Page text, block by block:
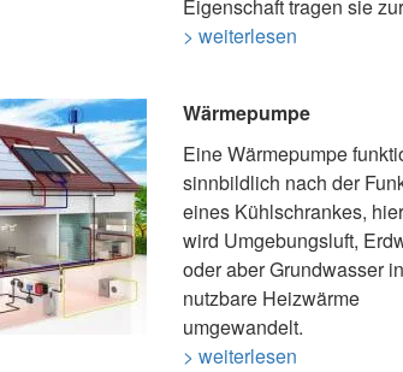
Eigenschaft tragen sie
> weiterlesen
Wärmepumpe
Eine Wärmepumpe
sinnbildlich nach der
eines Kühlschrankes,
wird Umgebungsluft,
oder aber Grundwasser in
nutzbare Heizwärme
umgewandelt.
> weiterlesen